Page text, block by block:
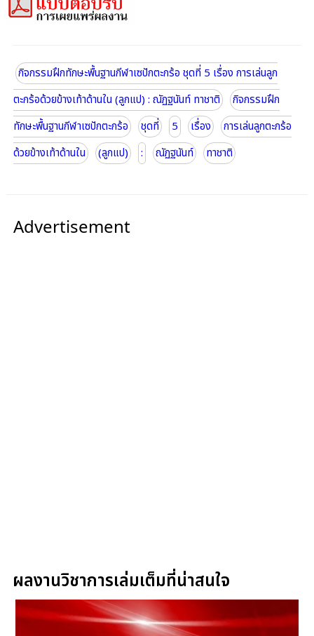
กิจกรรมฝึกทักษะพื้นฐานกีฬาเซปักตะกร้อ ชุดที่ 5 เรื่อง การเล่นลูก
ตะกร้อด้วยข้างเท้าด้านใน (ลูกแป) : ณัฏฐนันท์ ทาชาติ
กิจกรรมฝึก
ทักษะพื้นฐานกีฬาเซปักตะกร้อ
ชุดที่ 5 เรื่อง
การเล่นลูกตะกร้อ
ด้วยข้างเท้าด้านใน
(ลูกแป) : ณัฏฐนันท์ ทาชาติ
Advertisement
ผลงานวิชาการเล่มเต็มที่น่าสนใจ